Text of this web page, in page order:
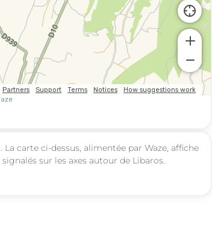
La carte ci-dessus, alimentée par Waze, affiche
sur les axes autour de Libaros.